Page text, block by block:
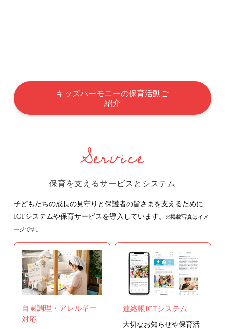
キッズハーモニーの保育活動ご
紹介
Service
保育を支えるサービスとシステム
子どもたちの成長の見守りと保護者の皆さまを支えるために
ICTシステムや保育サービスを導入しています。
※掲載写真はイメ
ージです。
自園調理・アレルギー
対応
連絡帳ICTシステム
大切なお知らせや保育活